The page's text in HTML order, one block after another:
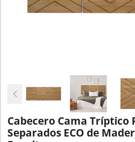
Profesionales
Cabecero Cama Tríptico
Separados ECO de